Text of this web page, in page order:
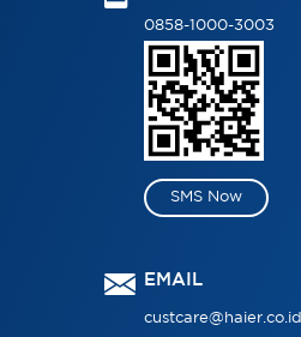
0858-1000-3003
SMS Now
EMAIL
custcare@haier.co.id